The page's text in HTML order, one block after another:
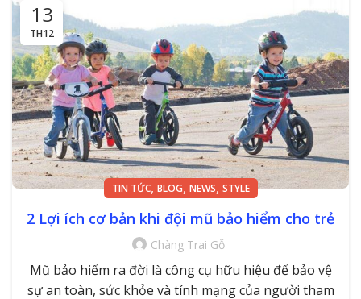
13
TH12
TIN TỨC, BLOG, NEWS, STYLE
2 Lợi ích cơ bản khi đội mũ bảo hiểm cho trẻ
Chàng Trai Gỗ
Mũ bảo hiểm ra đời là công cụ hữu hiệu để bảo vệ
sự an toàn, sức khỏe và tính mạng của người tham